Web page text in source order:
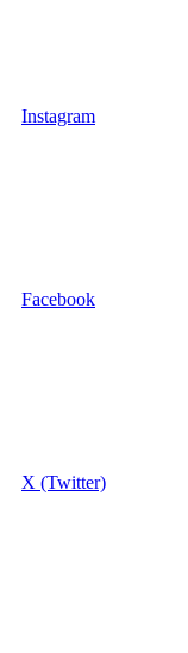
Instagram
Facebook
X (Twitter)